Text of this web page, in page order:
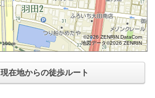
100m
©2026 ZENRIN DataCom
地図データ©2026 ZENRIN
現在地からの徒歩ルート